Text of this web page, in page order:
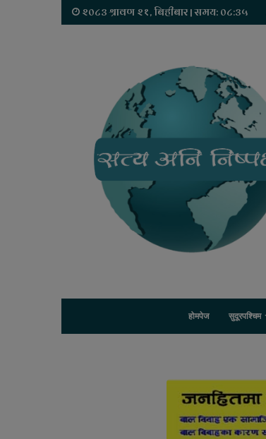
२०८३ श्रावण २१, बिहीबार | समय: ०८:३५
होमपेज सुदूरपश्चिम